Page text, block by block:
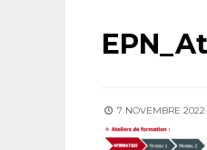
7 NOVEMBRE 2022